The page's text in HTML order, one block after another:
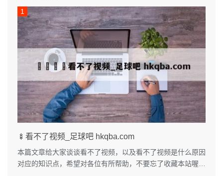
🍢看不了视频_足球吧 hkqba.com
本篇文章给大家谈谈看不了视频，以及看不了视频是什么原因
对应的知识点，希望对各位有所帮助，不要忘了收藏本站喔。